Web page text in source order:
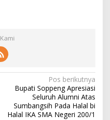
Pos berikutnya
Bupati Soppeng Apresiasi
Seluruh Alumni Atas
Sumbangsih Pada Halal bi
Halal IKA SMA Negeri 200/1